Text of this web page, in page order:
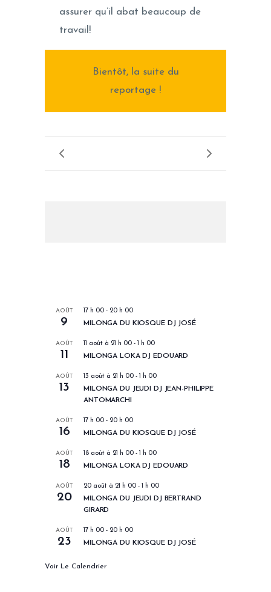
assurer qu’il abat beaucoup de
travail!
Bientôt, la suite du
reportage !
AOÛT
9
17 h 00 - 20 h 00
MILONGA DU KIOSQUE DJ JOSÉ
AOÛT
11
11 août à 21 h 00 - 1 h 00
MILONGA LOKA DJ EDOUARD
AOÛT
13
13 août à 21 h 00 - 1 h 00
MILONGA DU JEUDI DJ JEAN-PHILIPPE
ANTOMARCHI
AOÛT
16
17 h 00 - 20 h 00
MILONGA DU KIOSQUE DJ JOSÉ
AOÛT
18
18 août à 21 h 00 - 1 h 00
MILONGA LOKA DJ EDOUARD
AOÛT
20
20 août à 21 h 00 - 1 h 00
MILONGA DU JEUDI DJ BERTRAND
GIRARD
AOÛT
23
17 h 00 - 20 h 00
MILONGA DU KIOSQUE DJ JOSÉ
Voir Le Calendrier